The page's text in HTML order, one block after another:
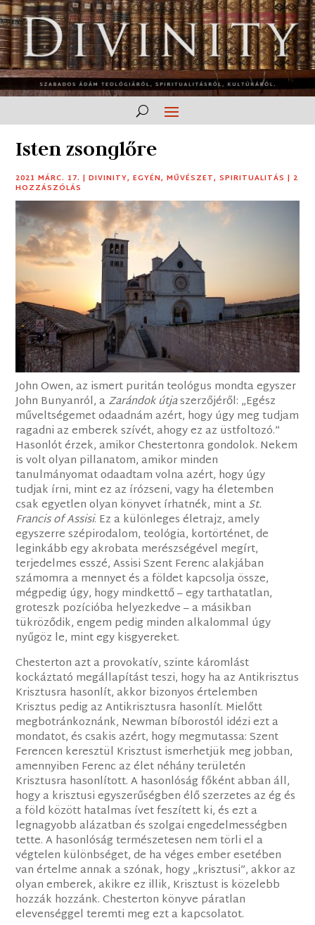
Isten zsonglőre
2021 MÁRC. 17. |DIVINITY,EGYÉN,MŰVÉSZET,SPIRITUALITÁS | 2
HOZZÁSZÓLÁS
John Owen, az ismert puritán teológus mondta egyszer
John Bunyanról, aZarándok útjaszerzőjéről: „Egész
műveltségemet odaadnám azért, hogy úgy meg tudjam
ragadni az emberek szívét, ahogy ez az üstfoltozó.”
Hasonlót érzek, amikor Chestertonra gondolok. Nekem
is volt olyan pillanatom, amikor minden
tanulmányomat odaadtam volna azért, hogy úgy
tudjak írni, mint ez az írózseni, vagy ha életemben
csak egyetlen olyan könyvet írhatnék, mint aSt.
Francis of Assisi. Ez a különleges életrajz, amely
egyszerre szépirodalom, teológia, kortörténet, de
leginkább egy akrobata merészségével megírt,
terjedelmes esszé, Assisi Szent Ferenc alakjában
számomra a mennyet és a földet kapcsolja össze,
mégpedig úgy, hogy mindkettő – egy tarthatatlan,
groteszk pozícióba helyezkedve – a másikban
tükröződik, engem pedig minden alkalommal úgy
nyűgöz le, mint egy kisgyereket.
Chesterton azt a provokatív, szinte káromlást
kockáztató megállapítást teszi, hogy ha az Antikrisztus
Krisztusra hasonlít, akkor bizonyos értelemben
Krisztus pedig az Antikrisztusra hasonlít. Mielőtt
megbotránkoznánk, Newman bíborostól idézi ezt a
mondatot, és csakis azért, hogy megmutassa: Szent
Ferencen keresztül Krisztust ismerhetjük meg jobban,
amennyiben Ferenc az élet néhány területén
Krisztusra hasonlított. A hasonlóság főként abban áll,
hogy a krisztusi egyszerűségben élő szerzetes az ég és
a föld között hatalmas ívet feszített ki, és ezt a
legnagyobb alázatban és szolgai engedelmességben
tette. A hasonlóság természetesen nem törli el a
végtelen különbséget, de ha véges ember esetében
van értelme annak a szónak, hogy „krisztusi”, akkor az
olyan emberek, akikre ez illik, Krisztust is közelebb
hozzák hozzánk. Chesterton könyve páratlan
elevenséggel teremti meg ezt a kapcsolatot.